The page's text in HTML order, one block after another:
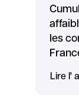
les
Lire l'